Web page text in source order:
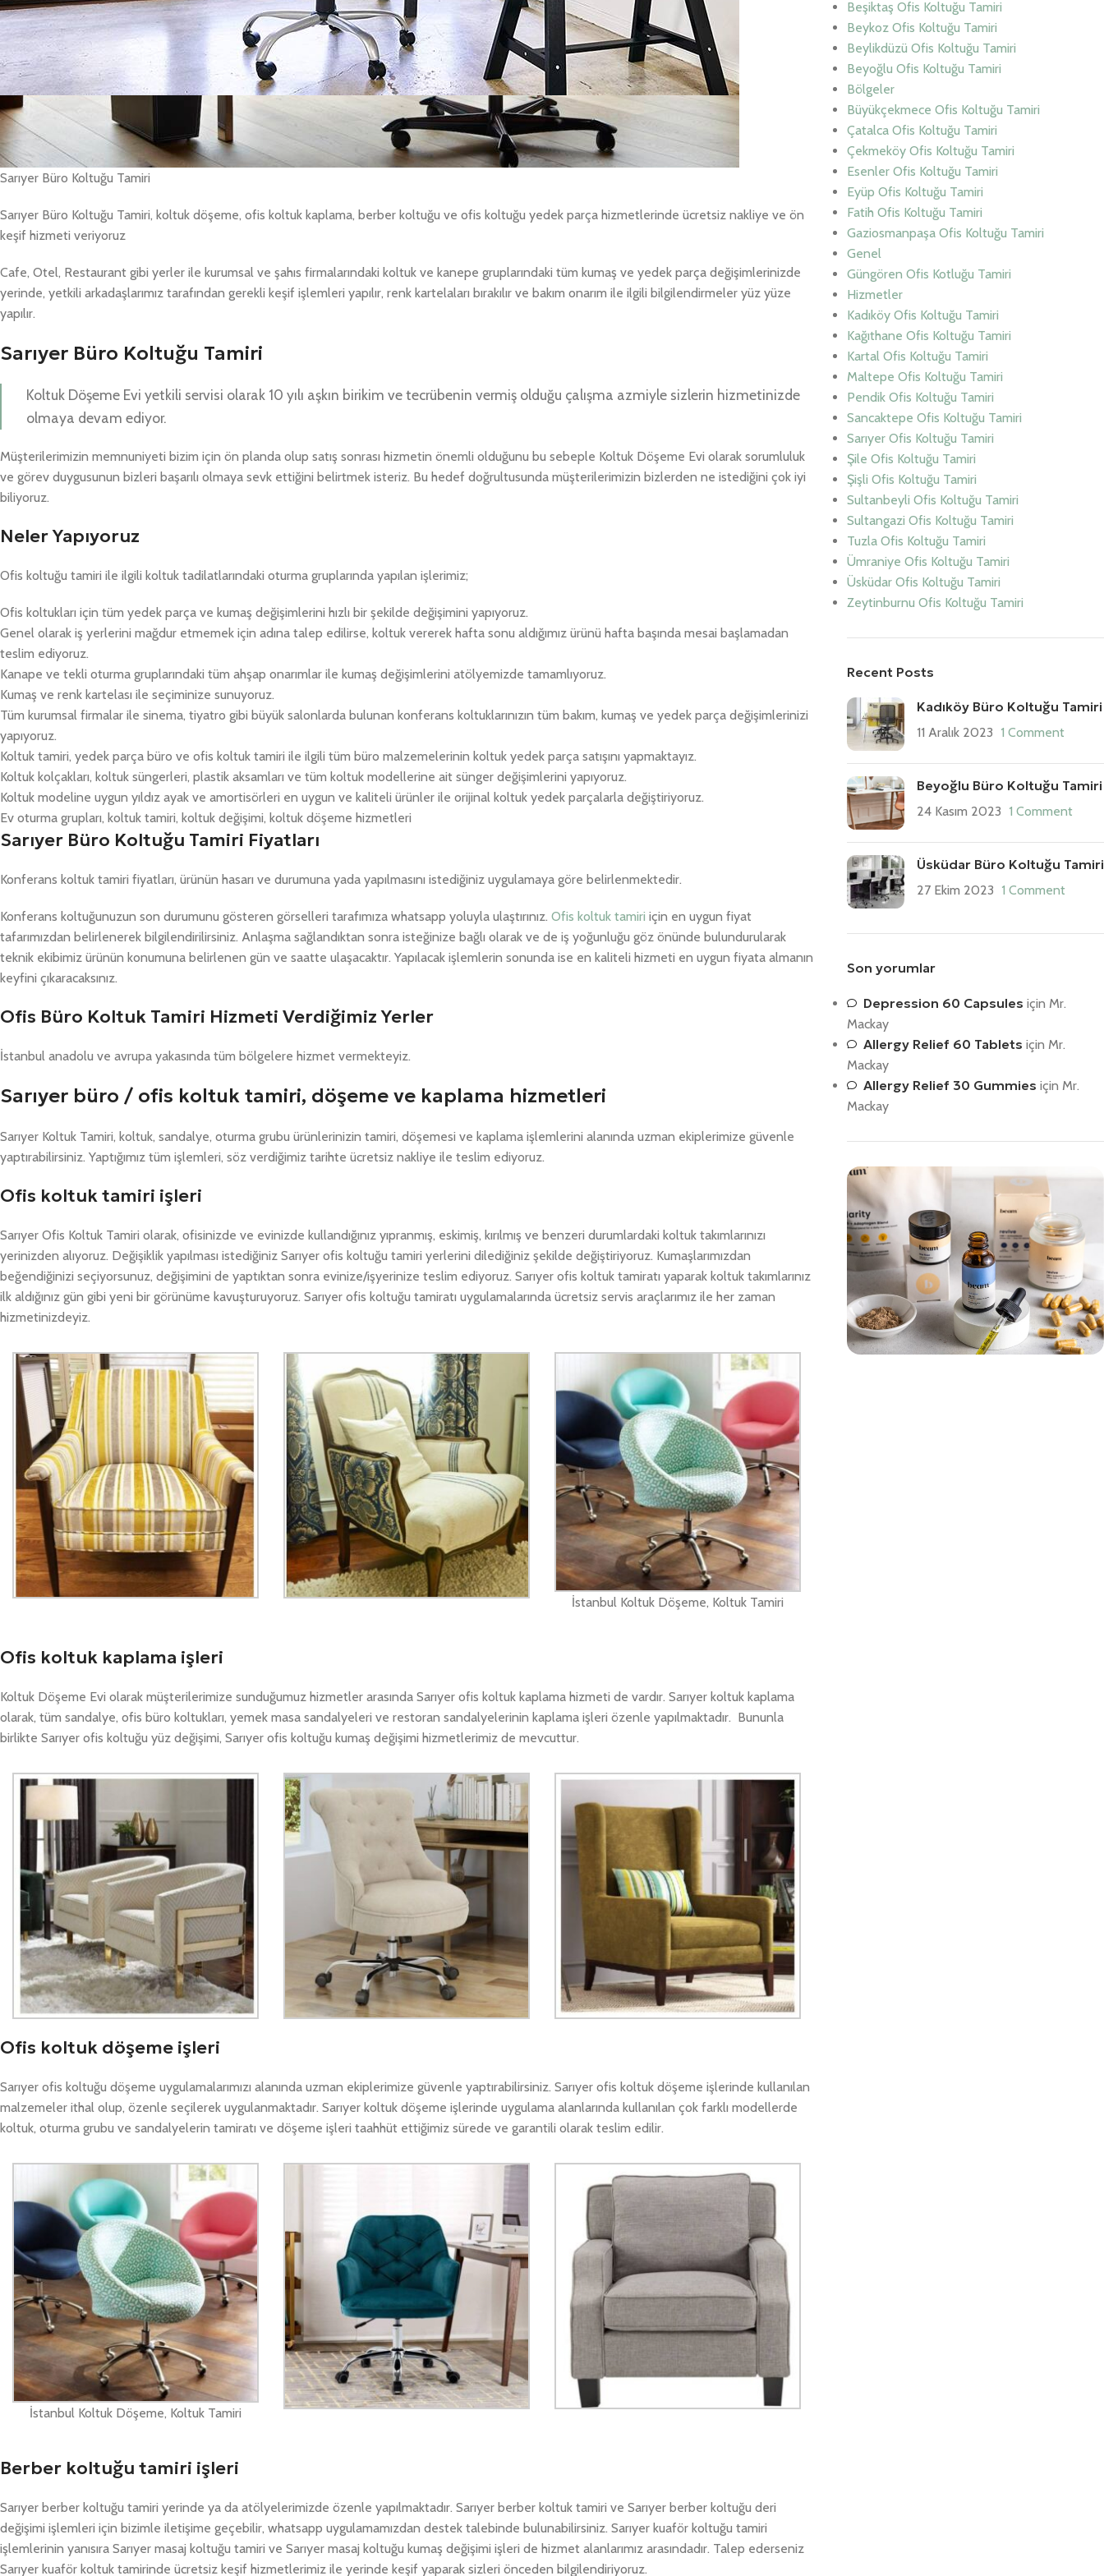
Sarıyer Büro Koltuğu Tamiri
Sarıyer Büro Koltuğu Tamiri, koltuk döşeme, ofis koltuk kaplama, berber koltuğu ve ofis koltuğu yedek parça hizmetlerinde ücretsiz nakliye ve ön
keşif hizmeti veriyoruz
Cafe, Otel, Restaurant gibi yerler ile kurumsal ve şahıs firmalarındaki koltuk ve kanepe gruplarındaki tüm kumaş ve yedek parça değişimlerinizde
yerinde, yetkili arkadaşlarımız tarafından gerekli keşif işlemleri yapılır, renk kartelaları bırakılır ve bakım onarım ile ilgili bilgilendirmeler yüz yüze
yapılır.
Sarıyer Büro Koltuğu Tamiri
Koltuk Döşeme Evi yetkili servisi olarak 10 yılı aşkın birikim ve tecrübenin vermiş olduğu çalışma azmiyle sizlerin hizmetinizde
olmaya devam ediyor.
Müşterilerimizin memnuniyeti bizim için ön planda olup satış sonrası hizmetin önemli olduğunu bu sebeple Koltuk Döşeme Evi olarak sorumluluk
ve görev duygusunun bizleri başarılı olmaya sevk ettiğini belirtmek isteriz. Bu hedef doğrultusunda müşterilerimizin bizlerden ne istediğini çok iyi
biliyoruz.
Neler Yapıyoruz
Ofis koltuğu tamiri ile ilgili koltuk tadilatlarındaki oturma gruplarında yapılan işlerimiz;
Ofis koltukları için tüm yedek parça ve kumaş değişimlerini hızlı bir şekilde değişimini yapıyoruz.
Genel olarak iş yerlerini mağdur etmemek için adına talep edilirse, koltuk vererek hafta sonu aldığımız ürünü hafta başında mesai başlamadan
teslim ediyoruz.
Kanape ve tekli oturma gruplarındaki tüm ahşap onarımlar ile kumaş değişimlerini atölyemizde tamamlıyoruz.
Kumaş ve renk kartelası ile seçiminize sunuyoruz.
Tüm kurumsal firmalar ile sinema, tiyatro gibi büyük salonlarda bulunan konferans koltuklarınızın tüm bakım, kumaş ve yedek parça değişimlerinizi
yapıyoruz.
Koltuk tamiri, yedek parça büro ve ofis koltuk tamiri ile ilgili tüm büro malzemelerinin koltuk yedek parça satışını yapmaktayız.
Koltuk kolçakları, koltuk süngerleri, plastik aksamları ve tüm koltuk modellerine ait sünger değişimlerini yapıyoruz.
Koltuk modeline uygun yıldız ayak ve amortisörleri en uygun ve kaliteli ürünler ile orijinal koltuk yedek parçalarla değiştiriyoruz.
Ev oturma grupları, koltuk tamiri, koltuk değişimi, koltuk döşeme hizmetleri
Sarıyer Büro Koltuğu Tamiri Fiyatları
Konferans koltuk tamiri fiyatları, ürünün hasarı ve durumuna yada yapılmasını istediğiniz uygulamaya göre belirlenmektedir.
Konferans koltuğunuzun son durumunu gösteren görselleri tarafımıza whatsapp yoluyla ulaştırınız. Ofis koltuk tamiri için en uygun fiyat
tafarımızdan belirlenerek bilgilendirilirsiniz. Anlaşma sağlandıktan sonra isteğinize bağlı olarak ve de iş yoğunluğu göz önünde bulundurularak
teknik ekibimiz ürünün konumuna belirlenen gün ve saatte ulaşacaktır. Yapılacak işlemlerin sonunda ise en kaliteli hizmeti en uygun fiyata almanın
keyfini çıkaracaksınız.
Ofis Büro Koltuk Tamiri Hizmeti Verdiğimiz Yerler
İstanbul anadolu ve avrupa yakasında tüm bölgelere hizmet vermekteyiz.
Sarıyer büro / ofis koltuk tamiri, döşeme ve kaplama hizmetleri
Sarıyer Koltuk Tamiri, koltuk, sandalye, oturma grubu ürünlerinizin tamiri, döşemesi ve kaplama işlemlerini alanında uzman ekiplerimize güvenle
yaptırabilirsiniz. Yaptığımız tüm işlemleri, söz verdiğimiz tarihte ücretsiz nakliye ile teslim ediyoruz.
Ofis koltuk tamiri işleri
Sarıyer Ofis Koltuk Tamiri olarak, ofisinizde ve evinizde kullandığınız yıpranmış, eskimiş, kırılmış ve benzeri durumlardaki koltuk takımlarınızı
yerinizden alıyoruz. Değişiklik yapılması istediğiniz Sarıyer ofis koltuğu tamiri yerlerini dilediğiniz şekilde değiştiriyoruz. Kumaşlarımızdan
beğendiğinizi seçiyorsunuz, değişimini de yaptıktan sonra evinize/işyerinize teslim ediyoruz. Sarıyer ofis koltuk tamiratı yaparak koltuk takımlarınız
ilk aldığınız gün gibi yeni bir görünüme kavuşturuyoruz. Sarıyer ofis koltuğu tamiratı uygulamalarında ücretsiz servis araçlarımız ile her zaman
hizmetinizdeyiz.
İstanbul Koltuk Döşeme, Koltuk Tamiri
Ofis koltuk kaplama işleri
Koltuk Döşeme Evi olarak müşterilerimize sunduğumuz hizmetler arasında Sarıyer ofis koltuk kaplama hizmeti de vardır. Sarıyer koltuk kaplama
olarak, tüm sandalye, ofis büro koltukları, yemek masa sandalyeleri ve restoran sandalyelerinin kaplama işleri özenle yapılmaktadır. Bununla
birlikte Sarıyer ofis koltuğu yüz değişimi, Sarıyer ofis koltuğu kumaş değişimi hizmetlerimiz de mevcuttur.
Ofis koltuk döşeme işleri
Sarıyer ofis koltuğu döşeme uygulamalarımızı alanında uzman ekiplerimize güvenle yaptırabilirsiniz. Sarıyer ofis koltuk döşeme işlerinde kullanılan
malzemeler ithal olup, özenle seçilerek uygulanmaktadır. Sarıyer koltuk döşeme işlerinde uygulama alanlarında kullanılan çok farklı modellerde
koltuk, oturma grubu ve sandalyelerin tamiratı ve döşeme işleri taahhüt ettiğimiz sürede ve garantili olarak teslim edilir.
İstanbul Koltuk Döşeme, Koltuk Tamiri
Berber koltuğu tamiri işleri
Sarıyer berber koltuğu tamiri yerinde ya da atölyelerimizde özenle yapılmaktadır. Sarıyer berber koltuk tamiri ve Sarıyer berber koltuğu deri
değişimi işlemleri için bizimle iletişime geçebilir, whatsapp uygulamamızdan destek talebinde bulunabilirsiniz. Sarıyer kuaför koltuğu tamiri
işlemlerinin yanısıra Sarıyer masaj koltuğu tamiri ve Sarıyer masaj koltuğu kumaş değişimi işleri de hizmet alanlarımız arasındadır. Talep ederseniz
Sarıyer kuaför koltuk tamirinde ücretsiz keşif hizmetlerimiz ile yerinde keşif yaparak sizleri önceden bilgilendiriyoruz.
Beşiktaş Ofis Koltuğu Tamiri
Beykoz Ofis Koltuğu Tamiri
Beylikdüzü Ofis Koltuğu Tamiri
Beyoğlu Ofis Koltuğu Tamiri
Bölgeler
Büyükçekmece Ofis Koltuğu Tamiri
Çatalca Ofis Koltuğu Tamiri
Çekmeköy Ofis Koltuğu Tamiri
Esenler Ofis Koltuğu Tamiri
Eyüp Ofis Koltuğu Tamiri
Fatih Ofis Koltuğu Tamiri
Gaziosmanpaşa Ofis Koltuğu Tamiri
Genel
Güngören Ofis Kotluğu Tamiri
Hizmetler
Kadıköy Ofis Koltuğu Tamiri
Kağıthane Ofis Koltuğu Tamiri
Kartal Ofis Koltuğu Tamiri
Maltepe Ofis Koltuğu Tamiri
Pendik Ofis Koltuğu Tamiri
Sancaktepe Ofis Koltuğu Tamiri
Sarıyer Ofis Koltuğu Tamiri
Şile Ofis Koltuğu Tamiri
Şişli Ofis Koltuğu Tamiri
Sultanbeyli Ofis Koltuğu Tamiri
Sultangazi Ofis Koltuğu Tamiri
Tuzla Ofis Koltuğu Tamiri
Ümraniye Ofis Koltuğu Tamiri
Üsküdar Ofis Koltuğu Tamiri
Zeytinburnu Ofis Koltuğu Tamiri
Recent Posts
Kadıköy Büro Koltuğu Tamiri
11 Aralık 2023 1 Comment
Beyoğlu Büro Koltuğu Tamiri
24 Kasım 2023 1 Comment
Üsküdar Büro Koltuğu Tamiri
27 Ekim 2023 1 Comment
Son yorumlar
Depression 60 Capsules için Mr.
Mackay
Allergy Relief 60 Tablets için Mr.
Mackay
Allergy Relief 30 Gummies için Mr.
Mackay